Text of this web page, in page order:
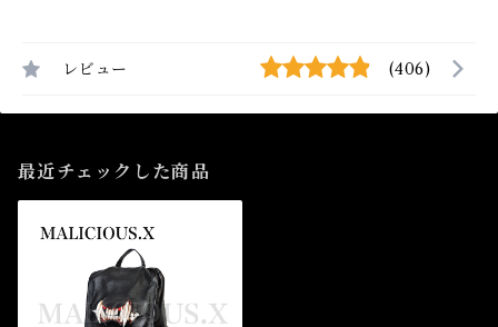
レビュー (406)
最近チェックした商品